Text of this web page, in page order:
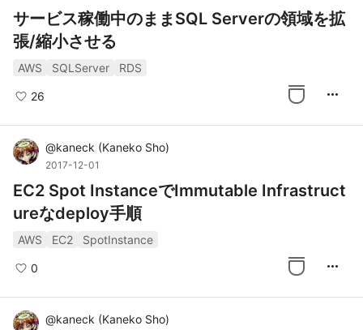
サービス稼働中のままSQL Serverの領域を拡
張/縮小させる
AWS SQLServer RDS
26 more_horiz
@kaneck (Kaneko Sho)
2017-12-01
EC2 Spot InstanceでImmutable Infrastruct
ureなdeploy手順
AWS EC2 SpotInstance
0 more_horiz
@kaneck (Kaneko Sho)